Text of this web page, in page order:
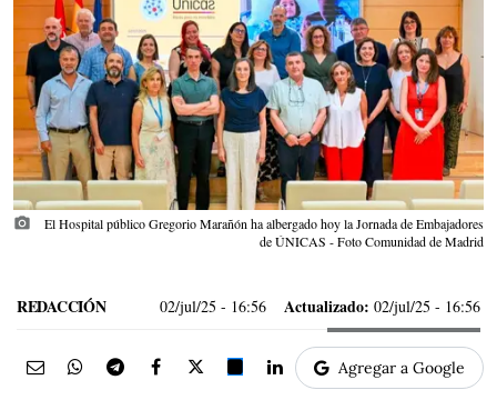
photo_camera
El Hospital público Gregorio Marañón ha albergado hoy la Jornada de Embajadores
de ÚNICAS - Foto Comunidad de Madrid
REDACCIÓN 02/jul/25 - 16:56 Actualizado: 02/jul/25 - 16:56
Agregar a Google